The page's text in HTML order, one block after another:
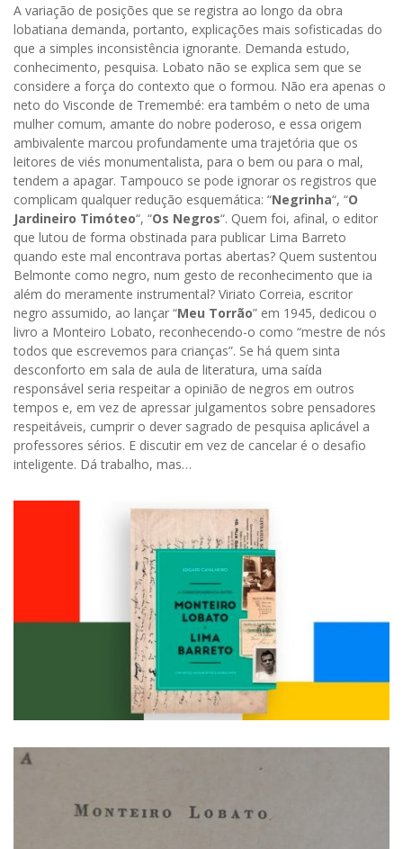
A variação de posições que se registra ao longo da obra
lobatiana demanda, portanto, explicações mais sofisticadas do
que a simples inconsistência ignorante. Demanda estudo,
conhecimento, pesquisa. Lobato não se explica sem que se
considere a força do contexto que o formou. Não era apenas o
neto do Visconde de Tremembé: era também o neto de uma
mulher comum, amante do nobre poderoso, e essa origem
ambivalente marcou profundamente uma trajetória que os
leitores de viés monumentalista, para o bem ou para o mal,
tendem a apagar. Tampouco se pode ignorar os registros que
complicam qualquer redução esquemática: “Negrinha“, “O
Jardineiro Timóteo“, “Os Negros“. Quem foi, afinal, o editor
que lutou de forma obstinada para publicar Lima Barreto
quando este mal encontrava portas abertas? Quem sustentou
Belmonte como negro, num gesto de reconhecimento que ia
além do meramente instrumental? Viriato Correia, escritor
negro assumido, ao lançar “Meu Torrão” em 1945, dedicou o
livro a Monteiro Lobato, reconhecendo-o como “mestre de nós
todos que escrevemos para crianças”. Se há quem sinta
desconforto em sala de aula de literatura, uma saída
responsável seria respeitar a opinião de negros em outros
tempos e, em vez de apressar julgamentos sobre pensadores
respeitáveis, cumprir o dever sagrado de pesquisa aplicável a
professores sérios. E discutir em vez de cancelar é o desafio
inteligente. Dá trabalho, mas…